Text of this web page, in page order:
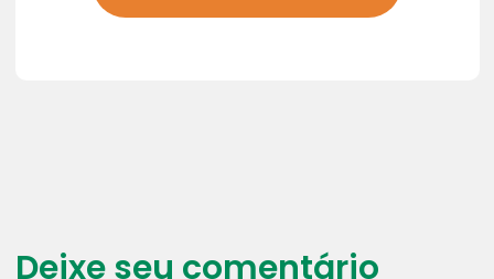
Deixe seu comentário